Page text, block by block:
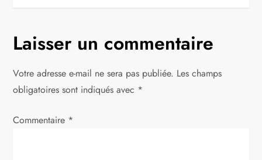
g
a
t
i
Laisser un commentaire
Votre adresse e-mail ne sera pas publiée. Les champs
obligatoires sont indiqués avec *
Commentaire *